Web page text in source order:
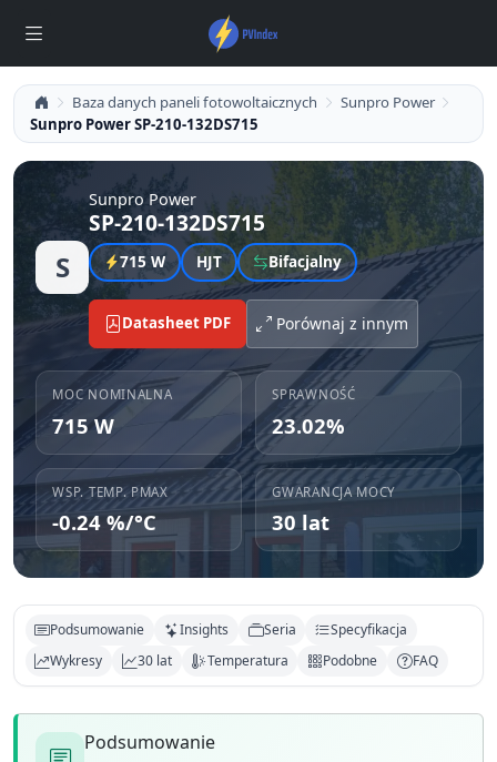
Baza danych paneli fotowoltaicznych
Sunpro Power
Sunpro Power SP-210-132DS715
S
Sunpro Power
SP-210-132DS715
715 W HJT Bifacjalny
Datasheet PDF Porównaj z innym
MOC NOMINALNA
715 W
SPRAWNOŚĆ
23.02%
WSP. TEMP. PMAX
-0.24 %/°C
GWARANCJA MOCY
30 lat
Podsumowanie Insights Seria
Specyfikacja
Wykresy
30 lat Temperatura Podobne FAQ
Podsumowanie